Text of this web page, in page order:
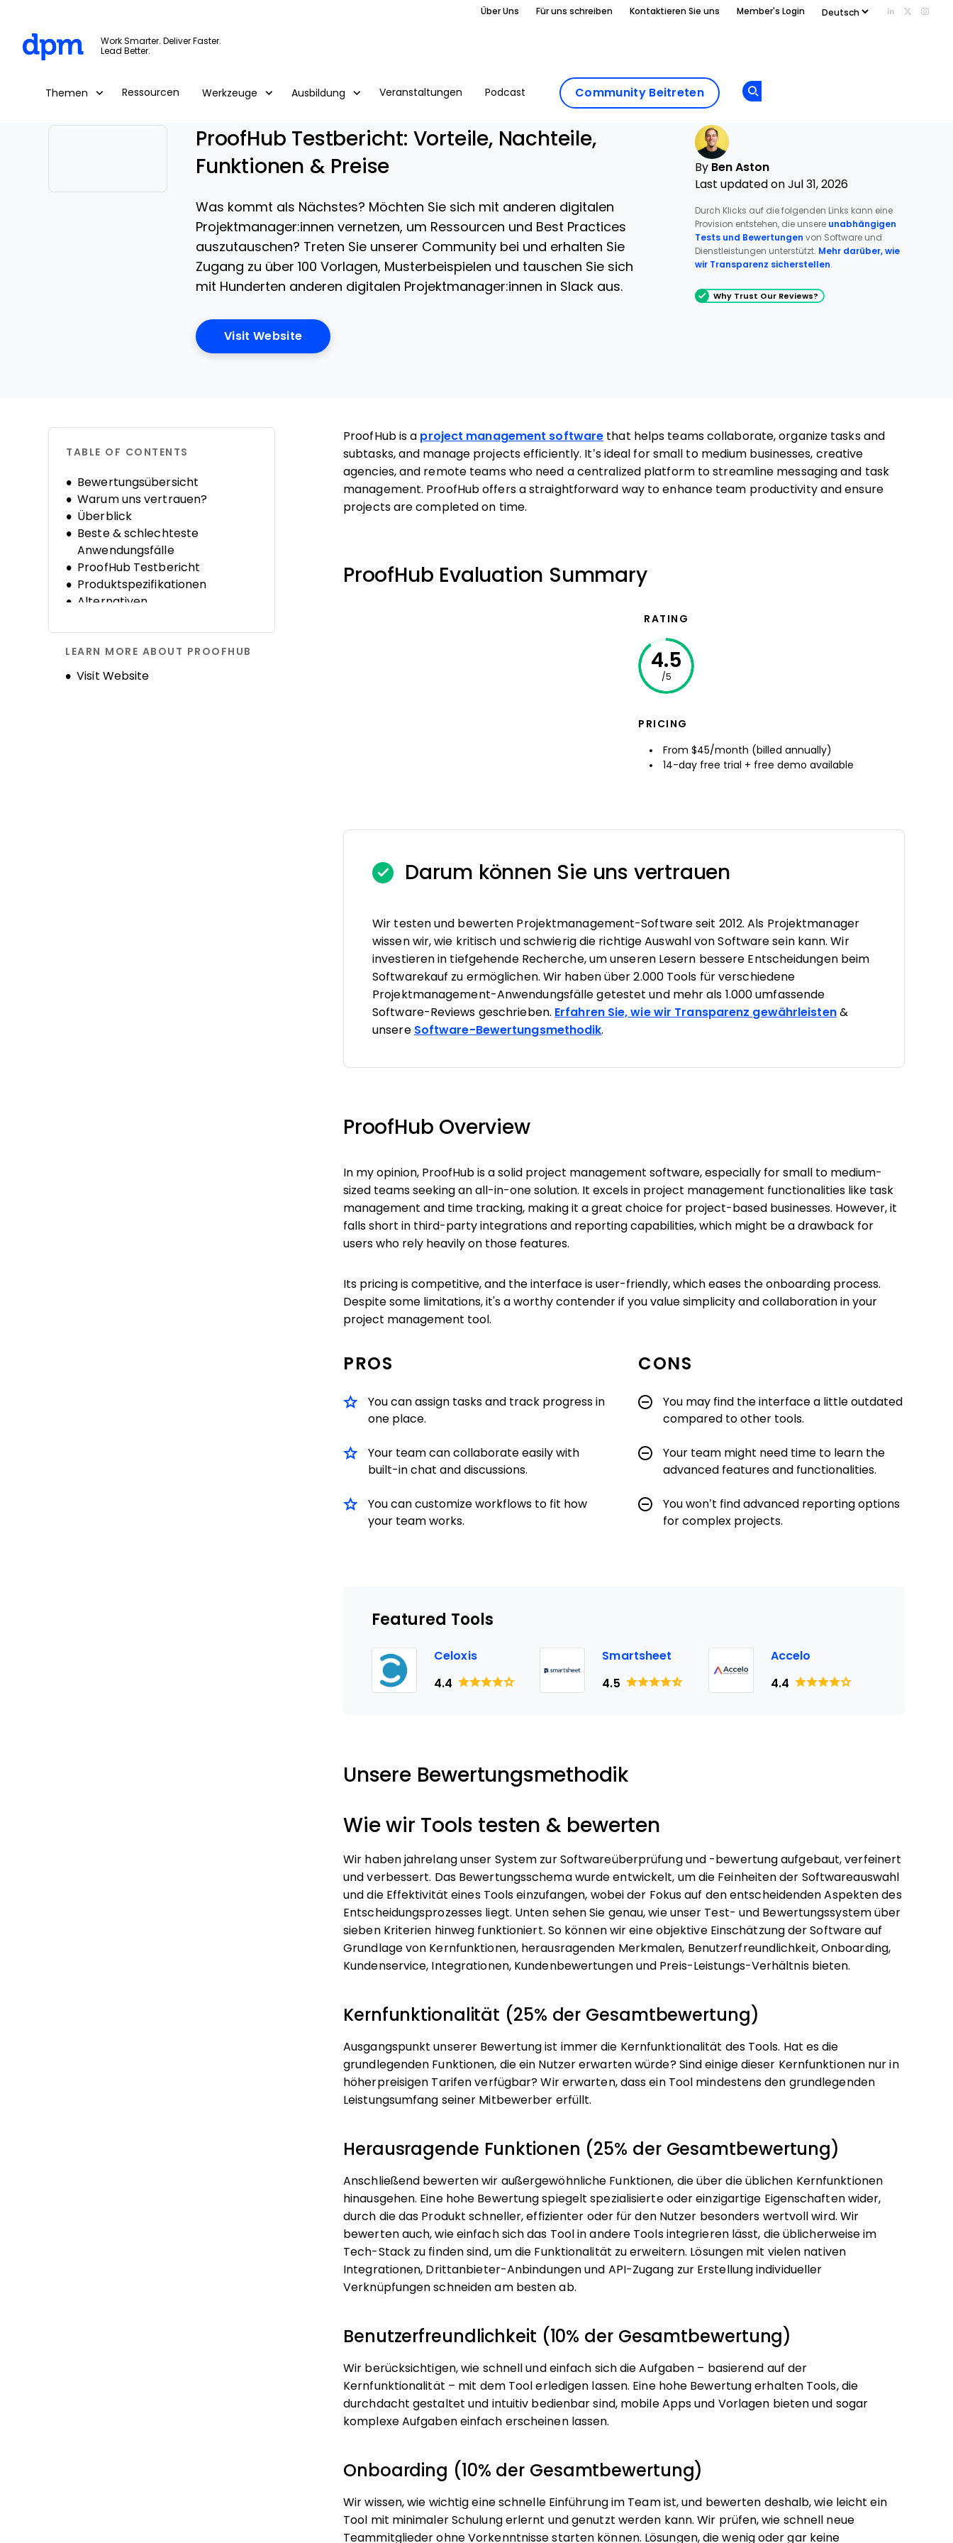
Skip to main content
Über Uns Für uns schreiben Kontaktieren Sie uns Member's Login Add us on
Follow
Work Smarter. Deliver Faster.
Lead Better.
Themen Ressourcen Werkzeuge Ausbildung Veranstaltungen Podcast Community Beitreten
ProofHub Testbericht: Vorteile, Nachteile,
Funktionen & Preise
Was kommt als Nächstes? Möchten Sie sich mit anderen digitalen
Projektmanager:innen vernetzen, um Ressourcen und Best Practices
auszutauschen? Treten Sie unserer Community bei und erhalten Sie
Zugang zu über 100 Vorlagen, Musterbeispielen und tauschen Sie sich
mit Hunderten anderen digitalen Projektmanager:innen in Slack aus.
Visit WebsiteOpens New Window
By Ben Aston
Last updated on Jul 31, 2026
Durch Klicks auf die folgenden Links kann eine
Provision entstehen, die unsere unabhängigen
Tests und Bewertungen von Software und
Dienstleistungen unterstützt. Mehr darüber, wie
wir Transparenz sicherstellen.
Why Trust Our Reviews?
TABLE OF CONTENTS
Bewertungsübersicht
Warum uns vertrauen?
Überblick
Beste & schlechteste
Anwendungsfälle
ProofHub Testbericht
Produktspezifikationen
Alternativen
Unternehmensgeschichte
LEARN MORE ABOUT PROOFHUB
Visit Website
Opens new window
ProofHub is a project management software that helps teams collaborate, organize tasks and
subtasks, and manage projects efficiently. It’s ideal for small to medium businesses, creative
agencies, and remote teams who need a centralized platform to streamline messaging and task
management. ProofHub offers a straightforward way to enhance team productivity and ensure
projects are completed on time.
ProofHub Evaluation Summary
RATING
4.5
/5
PRICING
From $45/month (billed annually)
14-day free trial + free demo available
Darum können Sie uns vertrauen
Wir testen und bewerten Projektmanagement-Software seit 2012. Als Projektmanager
wissen wir, wie kritisch und schwierig die richtige Auswahl von Software sein kann. Wir
investieren in tiefgehende Recherche, um unseren Lesern bessere Entscheidungen beim
Softwarekauf zu ermöglichen. Wir haben über 2.000 Tools für verschiedene
Projektmanagement-Anwendungsfälle getestet und mehr als 1.000 umfassende
Software-Reviews geschrieben. Erfahren Sie, wie wir Transparenz gewährleisten&
unsere Software-Bewertungsmethodik.
ProofHub Overview
In my opinion, ProofHub is a solid project management software, especially for small to medium-
sized teams seeking an all-in-one solution. It excels in project management functionalities like task
management and time tracking, making it a great choice for project-based businesses. However, it
falls short in third-party integrations and reporting capabilities, which might be a drawback for
users who rely heavily on those features.
Its pricing is competitive, and the interface is user-friendly, which eases the onboarding process.
Despite some limitations, it's a worthy contender if you value simplicity and collaboration in your
project management tool.
PROS
You can assign tasks and track progress in
one place.
Your team can collaborate easily with
built-in chat and discussions.
You can customize workflows to fit how
your team works.
CONS
You may find the interface a little outdated
compared to other tools.
Your team might need time to learn the
advanced features and functionalities.
You won’t find advanced reporting options
for complex projects.
Featured Tools
Celoxis
4.4
Smartsheet
4.5
Accelo
4.4
Unsere Bewertungsmethodik
Wie wir Tools testen & bewerten
Wir haben jahrelang unser System zur Softwareüberprüfung und -bewertung aufgebaut, verfeinert
und verbessert. Das Bewertungsschema wurde entwickelt, um die Feinheiten der Softwareauswahl
und die Effektivität eines Tools einzufangen, wobei der Fokus auf den entscheidenden Aspekten des
Entscheidungsprozesses liegt. Unten sehen Sie genau, wie unser Test- und Bewertungssystem über
sieben Kriterien hinweg funktioniert. So können wir eine objektive Einschätzung der Software auf
Grundlage von Kernfunktionen, herausragenden Merkmalen, Benutzerfreundlichkeit, Onboarding,
Kundenservice, Integrationen, Kundenbewertungen und Preis-Leistungs-Verhältnis bieten.
Kernfunktionalität (25% der Gesamtbewertung)
Ausgangspunkt unserer Bewertung ist immer die Kernfunktionalität des Tools. Hat es die
grundlegenden Funktionen, die ein Nutzer erwarten würde? Sind einige dieser Kernfunktionen nur in
höherpreisigen Tarifen verfügbar? Wir erwarten, dass ein Tool mindestens den grundlegenden
Leistungsumfang seiner Mitbewerber erfüllt.
Herausragende Funktionen (25% der Gesamtbewertung)
Anschließend bewerten wir außergewöhnliche Funktionen, die über die üblichen Kernfunktionen
hinausgehen. Eine hohe Bewertung spiegelt spezialisierte oder einzigartige Eigenschaften wider,
durch die das Produkt schneller, effizienter oder für den Nutzer besonders wertvoll wird. Wir
bewerten auch, wie einfach sich das Tool in andere Tools integrieren lässt, die üblicherweise im
Tech-Stack zu finden sind, um die Funktionalität zu erweitern. Lösungen mit vielen nativen
Integrationen, Drittanbieter-Anbindungen und API-Zugang zur Erstellung individueller
Verknüpfungen schneiden am besten ab.
Benutzerfreundlichkeit (10% der Gesamtbewertung)
Wir berücksichtigen, wie schnell und einfach sich die Aufgaben – basierend auf der
Kernfunktionalität – mit dem Tool erledigen lassen. Eine hohe Bewertung erhalten Tools, die
durchdacht gestaltet und intuitiv bedienbar sind, mobile Apps und Vorlagen bieten und sogar
komplexe Aufgaben einfach erscheinen lassen.
Onboarding (10% der Gesamtbewertung)
Wir wissen, wie wichtig eine schnelle Einführung im Team ist, und bewerten deshalb, wie leicht ein
Tool mit minimaler Schulung erlernt und genutzt werden kann. Wir prüfen, wie schnell neue
Teammitglieder ohne Vorkenntnisse starten können. Lösungen, die wenig oder gar keine